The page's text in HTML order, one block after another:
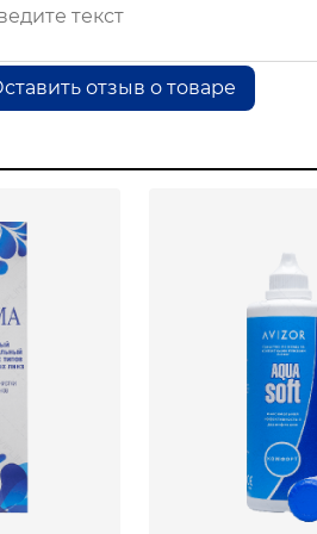
отзыв о товаре